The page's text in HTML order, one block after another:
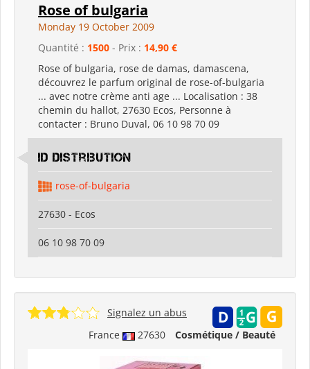
Rose of bulgaria
Monday 19 October 2009
Quantité : 1500 - Prix : 14,90 €
Rose of bulgaria, rose de damas, damascena,
découvrez le parfum original de rose-of-bulgaria
... avec notre crème anti age ... Localisation : 38
chemin du hallot, 27630 Ecos, Personne à
contacter : Bruno Duval, 06 10 98 70 09
id distribution
rose-of-bulgaria
27630 - Ecos
06 10 98 70 09
France 27630 Cosmétique / Beauté
Signalez un abus